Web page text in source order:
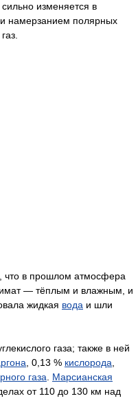
изменяется в
и намерзанием полярных
что в прошлом атмосфера
— тёплым и влажным, и
жидкая вода и шли
газа; также в ней
, 0,13 % кислорода
газа
Марсианская
от 110 до 130 км над